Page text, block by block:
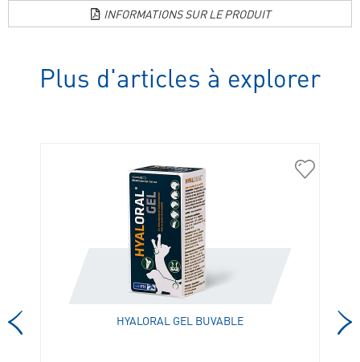
INFORMATIONS SUR LE PRODUIT
Plus d'articles à explorer
308500
HYALORAL GEL BUVABLE